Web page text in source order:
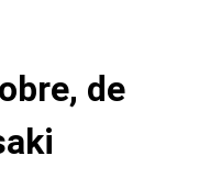
de